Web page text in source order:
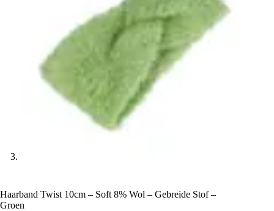
Haarband Twist 10cm – Soft 8% Wol – Gebreide Stof –
Groen